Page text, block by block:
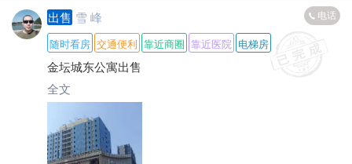
出售 雪 峰 电话
随时看房 交通便利 靠近商圈 靠近医院 电梯房
金坛城东公寓出售
全文